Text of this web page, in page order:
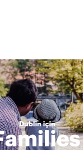
Dublin için